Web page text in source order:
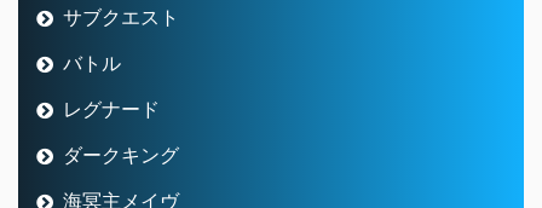
サブクエスト
バトル
レグナード
ダークキング
海冥主メイヴ